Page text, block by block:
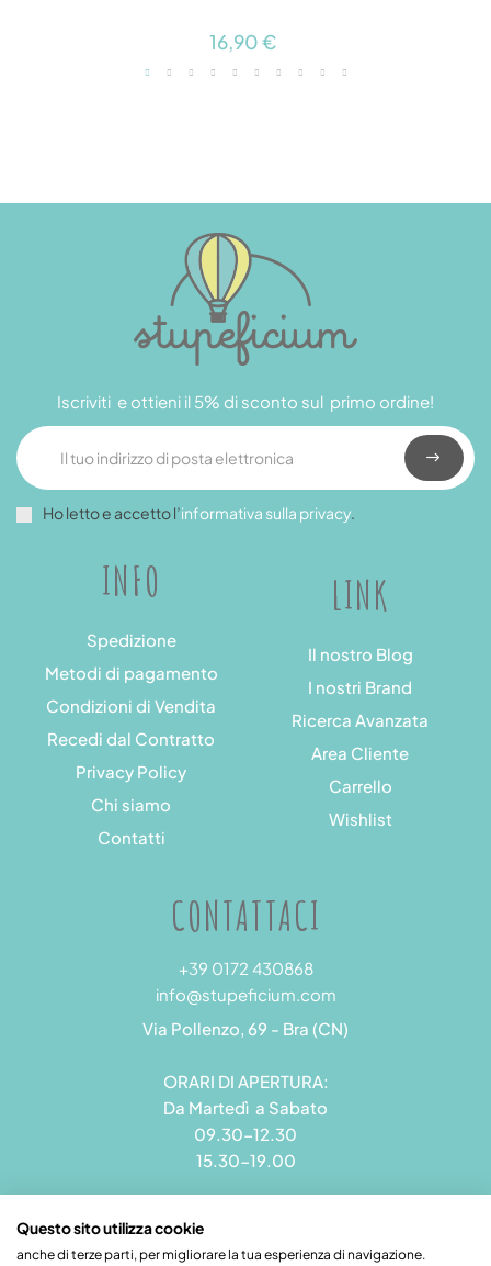
16,90 €
INFO
Spedizione
Metodi di pagamento
Condizioni di Vendita
Recedi dal Contratto
Privacy Policy
Chi siamo
Contatti
LINK
Il nostro Blog
I nostri Brand
Ricerca Avanzata
Area Cliente
Carrello
Wishlist
Iscriviti e ottieni il 5% di sconto sul primo ordine!
Ho letto e accetto l’informativa sulla privacy.
CONTATTACI
+39 0172 430868
info@stupeficium.com
Via Pollenzo, 69 - Bra (CN)
ORARI DI APERTURA:
Da Martedì a Sabato
09.30-12.30
15.30-19.00
Questo sito utilizza cookie
anche di terze parti, per migliorare la tua esperienza di navigazione.